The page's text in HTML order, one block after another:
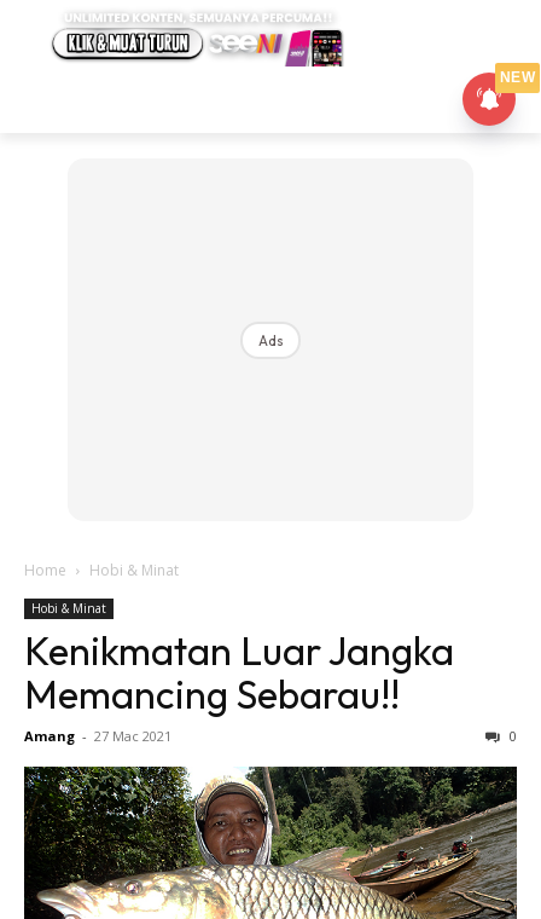
Ads
Home Hobi & Minat
Hobi & Minat
Kenikmatan Luar Jangka
Memancing Sebarau!!
Amang - 27 Mac 2021 0
NEW